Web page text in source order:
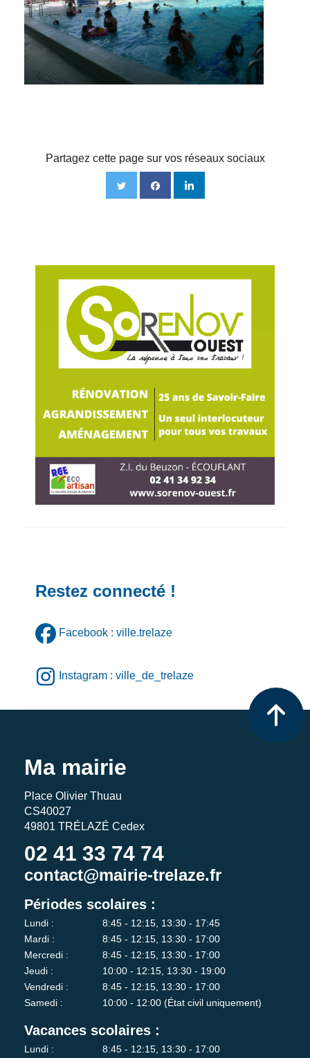
Partagez cette page sur vos réseaux sociaux
Restez connecté !
Facebook : ville.trelaze
Instagram : ville_de_trelaze
Ma mairie
Place Olivier Thuau
CS40027
49801 TRÉLAZÉ Cedex
02 41 33 74 74
contact@mairie-trelaze.fr
Périodes scolaires :
Lundi :
8:45 - 12:15, 13:30 - 17:45
Mardi :
8:45 - 12:15, 13:30 - 17:00
Mercredi :
8:45 - 12:15, 13:30 - 17:00
Jeudi :
10:00 - 12:15, 13:30 - 19:00
Vendredi :
8:45 - 12:15, 13:30 - 17:00
Samedi :
10:00 - 12:00 (État civil uniquement)
Vacances scolaires :
Lundi : 8:45 - 12:15, 13:30 - 17:00